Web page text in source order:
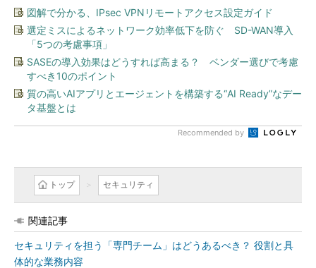
図解で分かる、IPsec VPNリモートアクセス設定ガイド
選定ミスによるネットワーク効率低下を防ぐ SD-WAN導入
「5つの考慮事項」
SASEの導入効果はどうすれば高まる？ ベンダー選びで考慮
すべき10のポイント
質の高いAIアプリとエージェントを構築する“AI Ready”なデー
タ基盤とは
Recommended by
トップ セキュリティ
関連記事
セキュリティを担う「専門チーム」はどうあるべき？ 役割と具
体的な業務内容